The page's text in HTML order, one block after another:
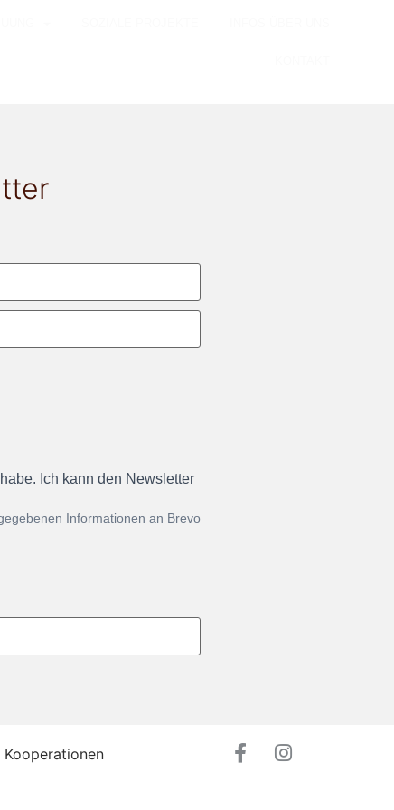
Ich kann den Newsletter
Informationen an Brevo